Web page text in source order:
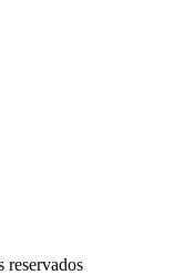
reservados